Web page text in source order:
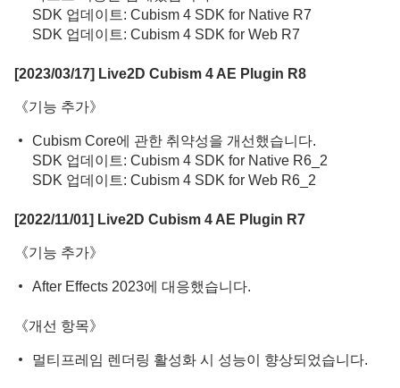
SDK 업데이트: Cubism 4 SDK for Native R7
SDK 업데이트: Cubism 4 SDK for Web R7
[2023/03/17] Live2D Cubism 4 AE Plugin R8
《기능 추가》
Cubism Core에 관한 취약성을 개선했습니다.
SDK 업데이트: Cubism 4 SDK for Native R6_2
SDK 업데이트: Cubism 4 SDK for Web R6_2
[2022/11/01] Live2D Cubism 4 AE Plugin R7
《기능 추가》
After Effects 2023에 대응했습니다.
《개선 항목》
멀티프레임 렌더링 활성화 시 성능이 향상되었습니다.